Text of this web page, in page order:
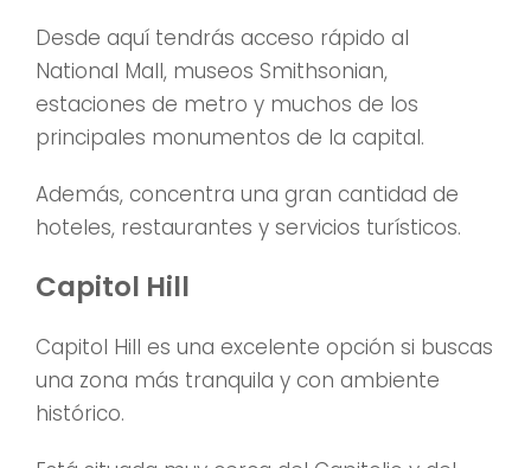
Desde aquí tendrás acceso rápido al
National Mall, museos Smithsonian,
estaciones de metro y muchos de los
principales monumentos de la capital.
Además, concentra una gran cantidad de
hoteles, restaurantes y servicios turísticos.
Capitol Hill
Capitol Hill es una excelente opción si buscas
una zona más tranquila y con ambiente
histórico.